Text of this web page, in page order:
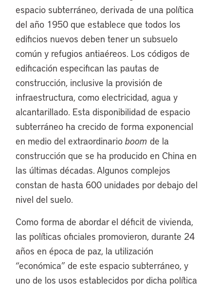
espacio subterráneo, derivada de una política
del año 1950 que establece que todos los
edificios nuevos deben tener un subsuelo
común y refugios antiaéreos. Los códigos de
edificación especifican las pautas de
construcción, inclusive la provisión de
infraestructura, como electricidad, agua y
alcantarillado. Esta disponibilidad de espacio
subterráneo ha crecido de forma exponencial
en medio del extraordinario boom de la
construcción que se ha producido en China en
las últimas décadas. Algunos complejos
constan de hasta 600 unidades por debajo del
nivel del suelo.
Como forma de abordar el déficit de vivienda,
las políticas oficiales promovieron, durante 24
años en época de paz, la utilización
“económica” de este espacio subterráneo, y
uno de los usos establecidos por dicha política